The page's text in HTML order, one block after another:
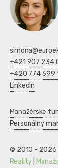
+421 907 234
+420 774 699
LinkedIn
Manažérske
Personálny
© 2010 - 2026
Reality